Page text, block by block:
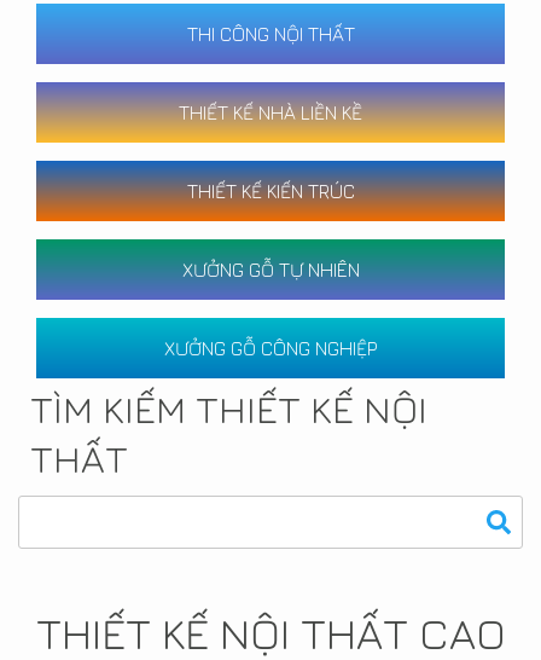
THI CÔNG NỘI THẤT
THIẾT KẾ NHÀ LIỀN KỀ
THIẾT KẾ KIẾN TRÚC
XƯỞNG GỖ TỰ NHIÊN
XƯỞNG GỖ CÔNG NGHIỆP
TÌM KIẾM THIẾT KẾ NỘI
THẤT
THIẾT KẾ NỘI THẤT CAO